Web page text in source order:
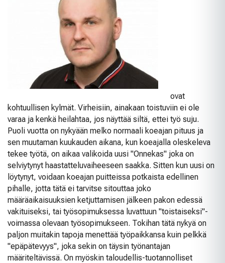
ovat
kohtuullisen kylmät. Virheisiin, ainakaan toistuviin ei ole
varaa ja kenkä heilahtaa, jos näyttää siltä, ettei työ suju.
Puoli vuotta on nykyään melko normaali koeajan pituus ja
sen muutaman kuukauden aikana, kun koeajalla oleskeleva
tekee työtä, on aikaa valikoida uusi "Onnekas" joka on
selviytynyt haastatteluvaiheeseen saakka. Sitten kun uusi on
löytynyt, voidaan koeajan puitteissa potkaista edellinen
pihalle, jotta tätä ei tarvitse sitouttaa joko
määräaikaisuuksien ketjuttamisen jälkeen pakon edessä
vakituiseksi, tai työsopimuksessa luvattuun "toistaiseksi"-
voimassa olevaan työsopimukseen. Tokihan tätä nykyä on
paljon muitakin tapoja menettää työpaikkansa kuin pelkkä
"epäpätevyys", joka sekin on täysin työnantajan
määriteltävissä. On myöskin taloudellis-tuotannolliset